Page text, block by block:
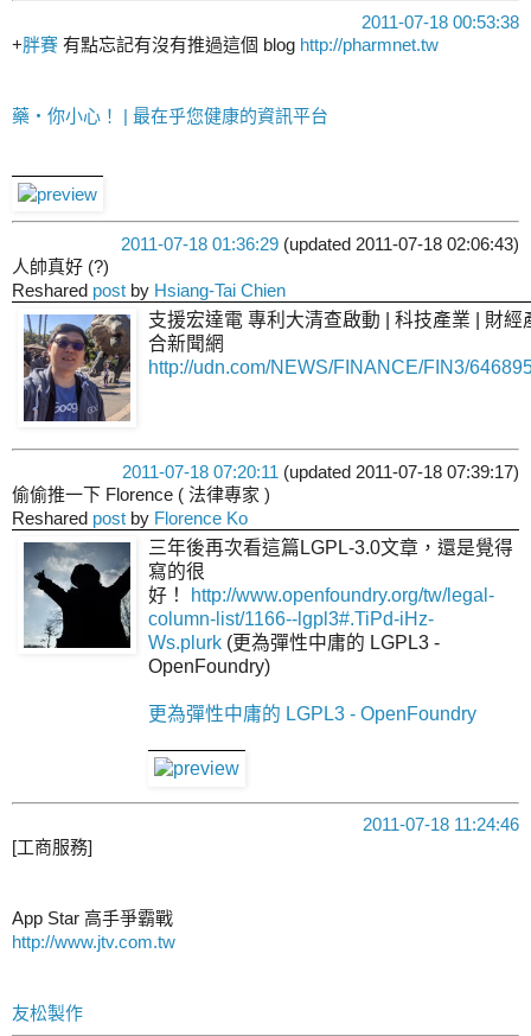
2011-07-18 00:53:38
+胖賽 有點忘記有沒有推過這個 blog http://pharmnet.tw
藥‧你小心！ | 最在乎您健康的資訊平台
2011-07-18 01:36:29 (updated 2011-07-18 02:06:43)
人帥真好 (?)
Reshared post by Hsiang-Tai Chien
支援宏達電 專利大清查啟動 | 科技產業 | 財經
合新聞網
http://udn.com/NEWS/FINANCE/FIN3/
2011-07-18 07:20:11 (updated 2011-07-18 07:39:17)
偷偷推一下 Florence ( 法律專家 )
Reshared post by Florence Ko
三年後再次看這篇LGPL-3.0文章，還是覺得
寫的很
好！
http://www.openfoundry.org/tw/legal-
column-list/1166--lgpl3#.TiPd-iHz-
Ws.plurk (更為彈性中庸的 LGPL3 -
OpenFoundry)
更為彈性中庸的 LGPL3 - OpenFoundry
2011-07-18 11:24:46
[工商服務]
App Star 高手爭霸戰
http://www.jtv.com.tw
友松製作